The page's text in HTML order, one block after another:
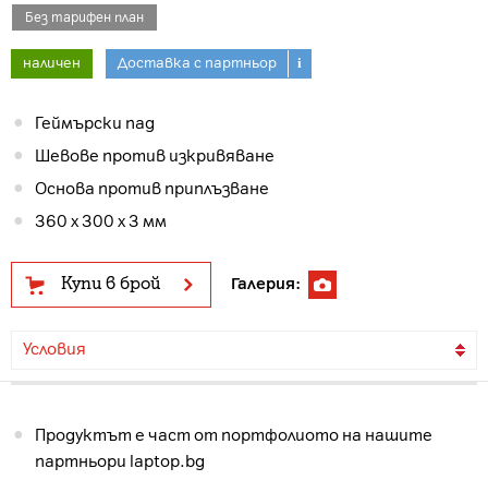
Без тарифен план
наличен Доставка с партньор i
Геймърски пад
Шевове против изкривяване
Основа против приплъзване
360 x 300 x 3 мм
Купи в брой Галерия:
Условия
Продуктът е част от портфолиото на нашите
партньори laptop.bg